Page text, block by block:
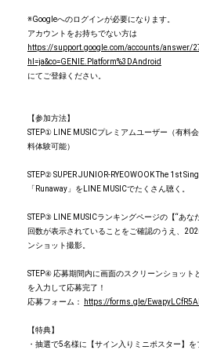
※Googleへのログインが必要になります。
アカウントをお持ちでない方は
https://support.google.com/accounts/answer/
hl=ja&co=GENIE.Platform%3DAndroid
にてご登録ください。
【参加方法】
STEP① LINE MUSICプレミアムユーザー（有料
料体験可能）
STEP② SUPER JUNIOR-RYEOWOOK The 1st
「Runaway」をLINE MUSICでたくさん聴く。
STEP③ LINE MUSICランキングページの【“あな
回数が表示されていることをご確認のうえ、
ンショット撮影。
STEP④ 応募期間内に画面のスクリーンショット
を入力して応募完了！
応募フォーム：
https://forms.gle/
【特典】
・抽選で5名様に【サイン入りミニポスター】を